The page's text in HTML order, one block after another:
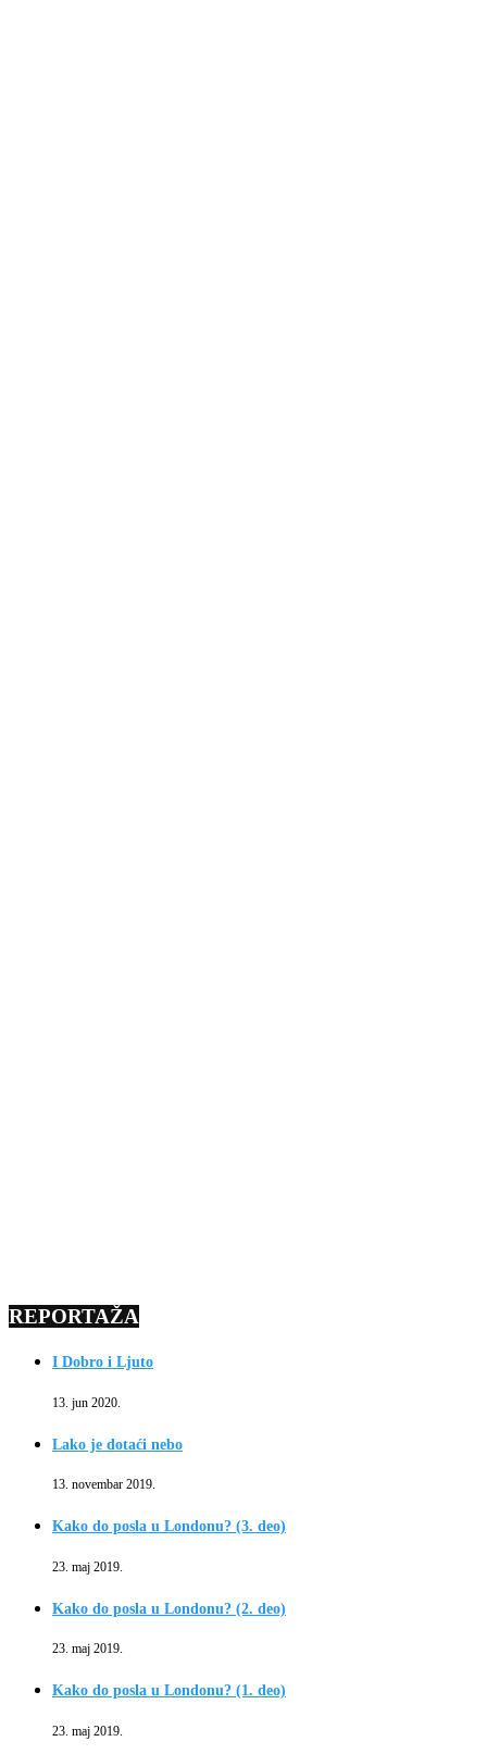
REPORTAŽA
I Dobro i Ljuto
13. jun 2020.
Lako je dotaći nebo
13. novembar 2019.
Kako do posla u Londonu? (3. deo)
23. maj 2019.
Kako do posla u Londonu? (2. deo)
23. maj 2019.
Kako do posla u Londonu? (1. deo)
23. maj 2019.